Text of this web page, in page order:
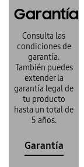
Garantía
Consulta las
condiciones de
garantía.
También puedes
extender la
garantía legal de
tu producto
hasta un total de
5 años.
Garantía